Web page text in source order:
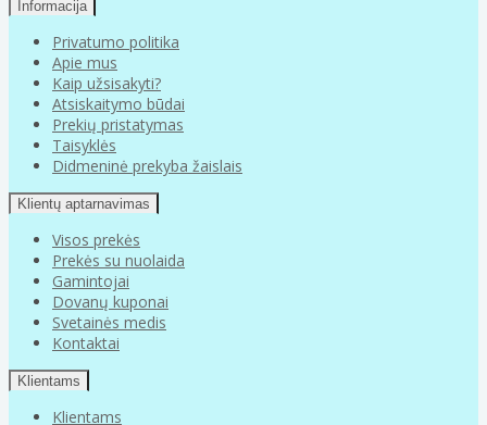
Informacija
Privatumo politika
Apie mus
Kaip užsisakyti?
Atsiskaitymo būdai
Prekių pristatymas
Taisyklės
Didmeninė prekyba žaislais
Klientų aptarnavimas
Visos prekės
Prekės su nuolaida
Gamintojai
Dovanų kuponai
Svetainės medis
Kontaktai
Klientams
Klientams